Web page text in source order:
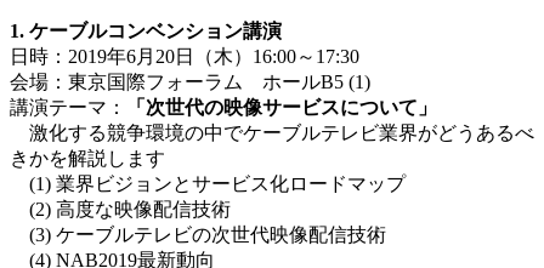
1. ケーブルコンベンション講演
日時：2019年6月20日（木）16:00～17:30
会場：東京国際フォーラム ホールB5 (1)
講演テーマ：
「次世代の映像サービスについて」
激化する競争環境の中でケーブルテレビ業界がどうあるべ
きかを解説します
(1) 業界ビジョンとサービス化ロードマップ
(2) 高度な映像配信技術
(3) ケーブルテレビの次世代映像配信技術
(4) NAB2019最新動向